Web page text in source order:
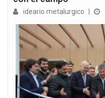
ideario metalurgico